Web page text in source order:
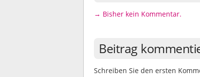
→ Bisher kein Kommentar.
Beitrag
Schreiben Sie den ersten